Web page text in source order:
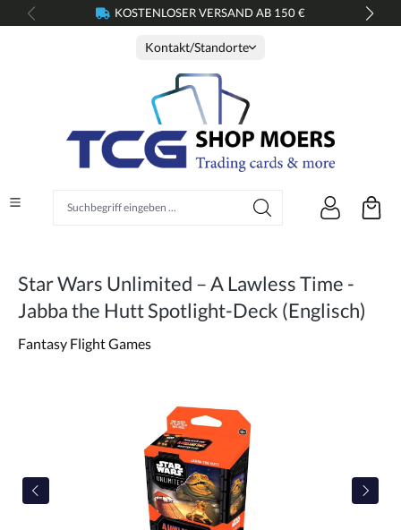
springen KOSTENLOSER VERSAND AB 150 €
Kontakt/Standorte
Star Wars Unlimited – A Lawless Time -
Jabba the Hutt Spotlight-Deck (Englisch)
Fantasy Flight Games